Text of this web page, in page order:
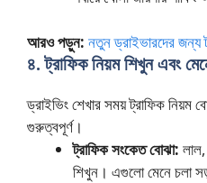
আরও পড়ুন: নতুন ড্রাইভারদের জন্য
৪. ট্রাফিক নিয়ম শিখুন এবং
ড্রাইভিং শেখার সময় ট্রাফিক নিয়ম
গুরুত্বপূর্ণ।
ট্রাফিক সংকেত বোঝা:
শিখুন। এগুলো মেনে চলা